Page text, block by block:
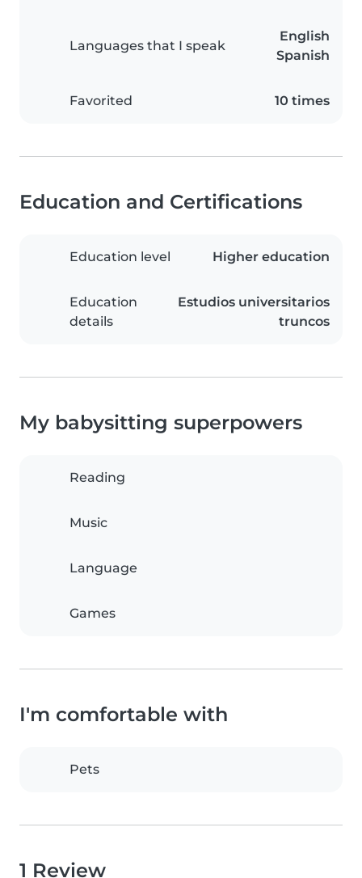
Languages that I speak
English
Spanish
Favorited 10 times
Education and Certifications
Education level Higher education
Education
details
Estudios universitarios
truncos
My babysitting superpowers
Reading
Music
Language
Games
I'm comfortable with
Pets
1 Review